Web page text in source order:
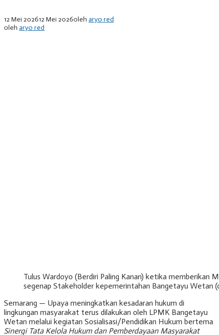
12 Mei 202612 Mei 2026oleh aryo red
oleh aryo red
Tulus Wardoyo (Berdiri Paling Kanan) ketika memberikan
segenap Stakeholder kepemerintahan Bangetayu Wetan
Semarang — Upaya meningkatkan kesadaran hukum di
lingkungan masyarakat terus dilakukan oleh LPMK Bangetayu
Wetan melalui kegiatan Sosialisasi/Pendidikan Hukum bertema
Sinergi Tata Kelola Hukum dan Pemberdayaan Masyarakat